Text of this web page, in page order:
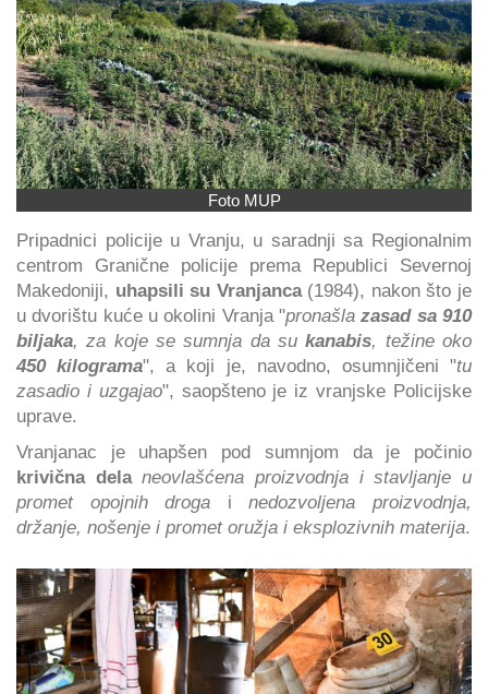
Foto MUP
Pripadnici policije u Vranju, u saradnji sa Regionalnim
centrom Granične policije prema Republici Severnoj
Makedoniji, uhapsili su Vranjanca(1984), nakon što je
u dvorištu kuće u okolini Vranja "pronašlazasad sa 910
biljaka, za koje se sumnja da sukanabis, težine oko
450 kilograma", a koji je, navodno, osumnjičeni "tu
zasadio i uzgajao", saopšteno je iz vranjske Policijske
uprave.
Vranjanac je uhapšen pod sumnjom da je počinio
krivična delaneovlašćena proizvodnja i stavljanje u
promet opojnih droga inedozvoljena proizvodnja,
držanje, nošenje i promet oružja i eksplozivnih materija.